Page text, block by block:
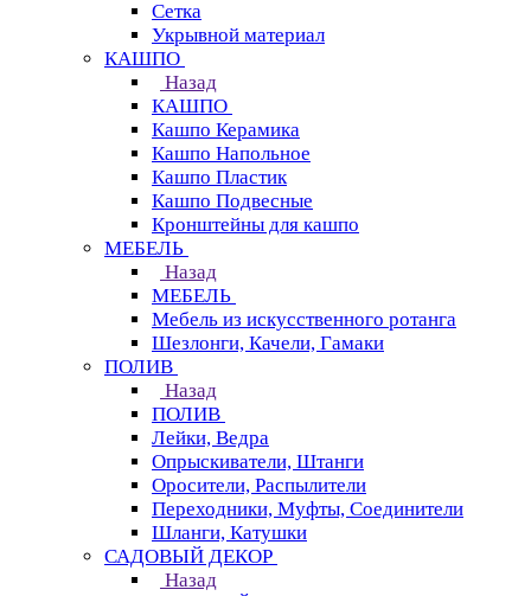
Сетка
Укрывной материал
КАШПО
Назад
КАШПО
Кашпо Керамика
Кашпо Напольное
Кашпо Пластик
Кашпо Подвесные
Кронштейны для кашпо
МЕБЕЛЬ
Назад
МЕБЕЛЬ
Мебель из искусственного ротанга
Шезлонги, Качели, Гамаки
ПОЛИВ
Назад
ПОЛИВ
Лейки, Ведра
Опрыскиватели, Штанги
Оросители, Распылители
Переходники, Муфты, Соединители
Шланги, Катушки
САДОВЫЙ ДЕКОР
Назад